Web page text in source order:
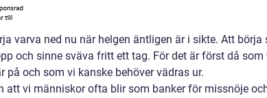
varva ned nu när helgen äntligen är i sikte. Att
och sinne sväva fritt ett tag. För det är först då
på och som vi kanske behöver vädras ur.
att vi människor ofta blir som banker för missnöje